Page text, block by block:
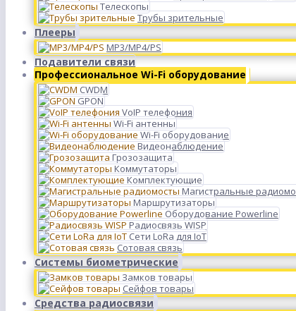
Телескопы
Трубы зрительные
Плееры
MP3/MP4/PS
Подавители связи
Профессиональное Wi-Fi оборудование
CWDM
GPON
VoIP телефония
Wi-Fi антенны
Wi-Fi оборудование
Видеонаблюдение
Грозозащита
Коммутаторы
Комплектующие
Магистральные
Маршрутизаторы
Оборудование Powerline
Радиосвязь WISP
Сети LoRa для IoT
Сотовая связь
Системы биометрические
Замков товары
Сейфов товары
Средства радиосвязи